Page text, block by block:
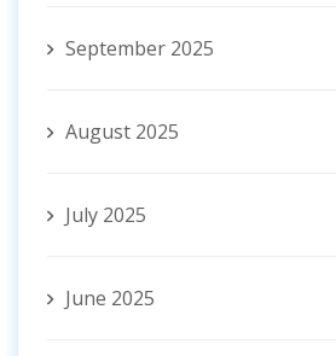
September 2025
August 2025
July 2025
June 2025